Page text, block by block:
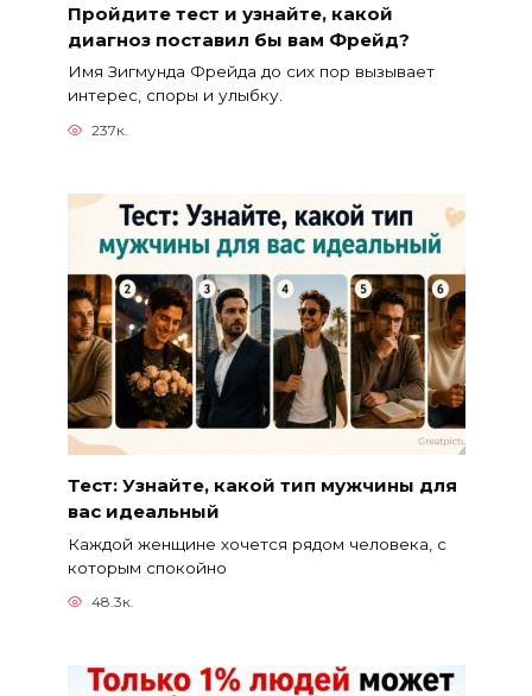
Пройдите тест и узнайте, какой
диагноз поставил бы вам Фрейд?
Имя Зигмунда Фрейда до сих пор вызывает
интерес, споры и улыбку.
237к.
Тест: Узнайте, какой тип мужчины для
вас идеальный
Каждой женщине хочется рядом человека, с
которым спокойно
48.3к.